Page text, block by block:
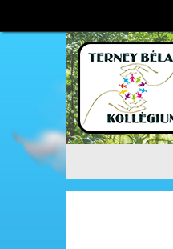
a
Tovább
a